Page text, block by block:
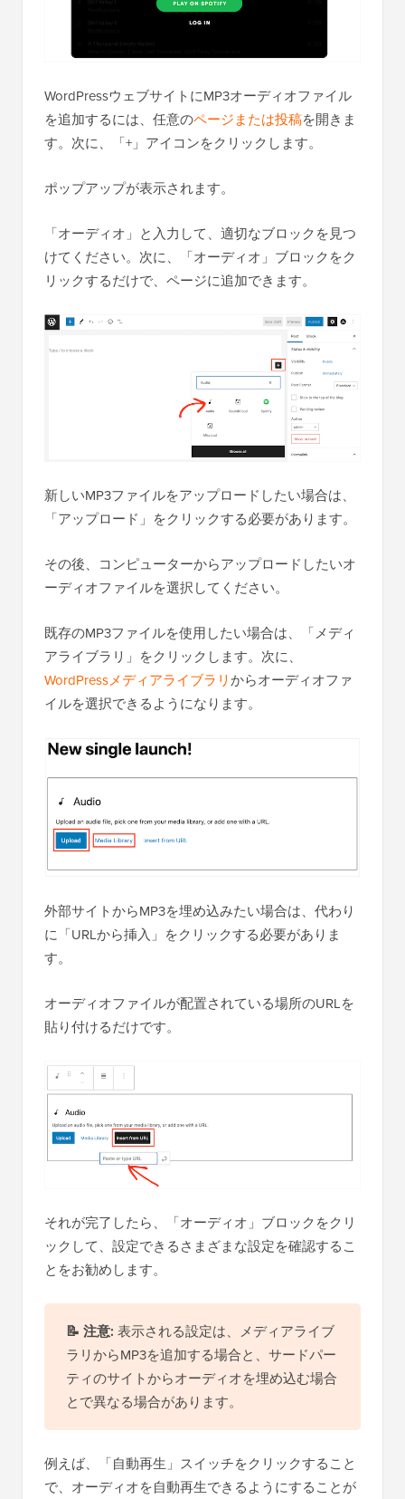
WordPressウェブサイトにMP3オーディオファイル
を追加するには、任意のページまたは投稿を開きま
す。次に、「+」アイコンをクリックします。
ポップアップが表示されます。
「オーディオ」と入力して、適切なブロックを見つ
けてください。次に、「オーディオ」ブロックをク
リックするだけで、ページに追加できます。
新しいMP3ファイルをアップロードしたい場合は、
「アップロード」をクリックする必要があります。
その後、コンピューターからアップロードしたいオ
ーディオファイルを選択してください。
既存のMP3ファイルを使用したい場合は、「メディ
アライブラリ」をクリックします。次に、
WordPressメディアライブラリからオーディオファ
イルを選択できるようになります。
外部サイトからMP3を埋め込みたい場合は、代わり
に「URLから挿入」をクリックする必要がありま
す。
オーディオファイルが配置されている場所のURLを
貼り付けるだけです。
それが完了したら、「オーディオ」ブロックをクリ
ックして、設定できるさまざまな設定を確認するこ
とをお勧めします。
📝 注意: 表示される設定は、メディアライブ
ラリからMP3を追加する場合と、サードパー
ティのサイトからオーディオを埋め込む場合
とで異なる場合があります。
例えば、「自動再生」スイッチをクリックすること
で、オーディオを自動再生できるようにすることが